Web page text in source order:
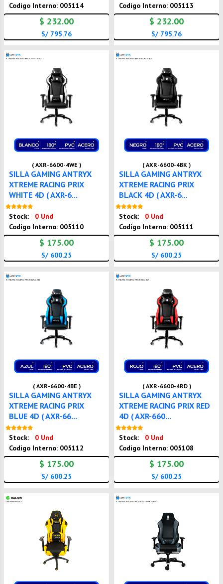
Codigo Interno: 005114
$ 232.00
S/ 795.76
Codigo Interno: 005113
$ 232.00
S/ 795.76
( AXR-6600-4WE )
SILLA GAMING ANTRYX
XTREME RACING PRIX
WHITE 4D ( AXR-6...
Stock:
0 Und
Codigo Interno: 005110
$ 175.00
S/ 600.25
( AXR-6600-4BK )
SILLA GAMING ANTRYX
XTREME RACING PRIX
BLACK 4D ( AXR-6...
Stock:
0 Und
Codigo Interno: 005111
$ 175.00
S/ 600.25
( AXR-6600-4BE )
SILLA GAMING ANTRYX
XTREME RACING PRIX
BLUE 4D ( AXR-66...
Stock:
0 Und
Codigo Interno: 005112
$ 175.00
S/ 600.25
( AXR-6600-4RD )
SILLA GAMING ANTRYX
XTREME RACING PRIX RED
4D ( AXR-660...
Stock:
0 Und
Codigo Interno: 005108
$ 175.00
S/ 600.25